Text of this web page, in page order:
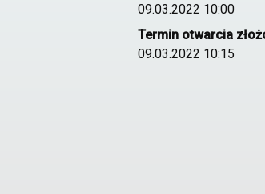
09.03.2022 10:00
Termin otwarcia
09.03.2022 10:15